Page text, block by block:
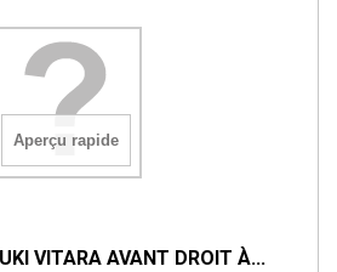
Aperçu rapide
VITARA AVANT DROIT À...